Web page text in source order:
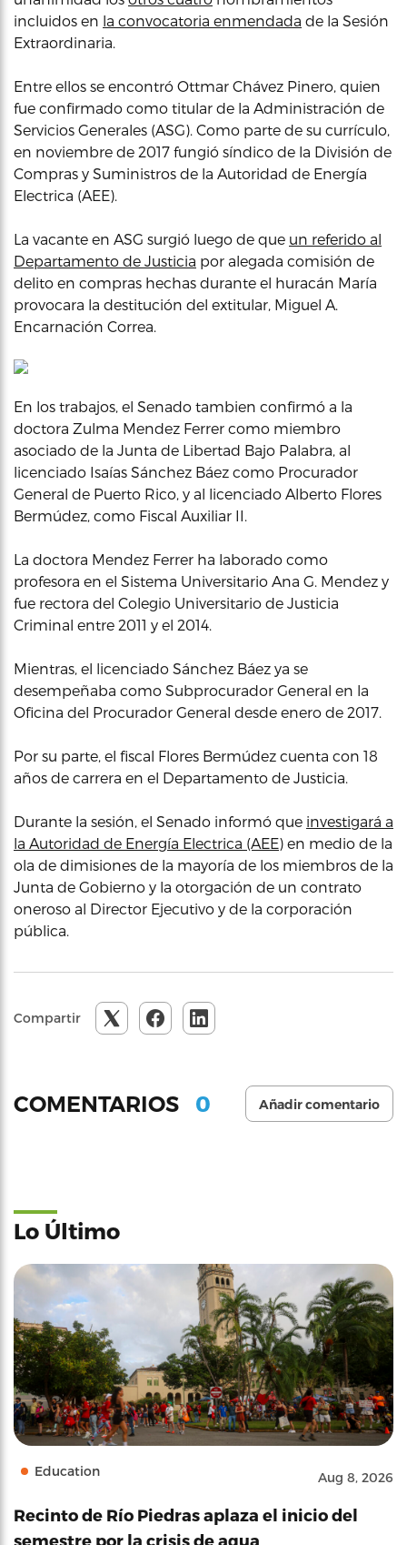
incluidos en la convocatoria enmendada de la Sesión
Extraordinaria.
Entre ellos se encontró Ottmar Chávez Pinero, quien
fue confirmado como titular de la Administración de
Servicios Generales (ASG). Como parte de su currículo,
en noviembre de 2017 fungió síndico de la División de
Compras y Suministros de la Autoridad de Energía
Electrica (AEE).
La vacante en ASG surgió luego de que un referido al
Departamento de Justicia por alegada comisión de
delito en compras hechas durante el huracán María
provocara la destitución del extitular, Miguel A.
Encarnación Correa.
En los trabajos, el Senado tambien confirmó a la
doctora Zulma Mendez Ferrer como miembro
asociado de la Junta de Libertad Bajo Palabra, al
licenciado Isaías Sánchez Báez como Procurador
General de Puerto Rico, y al licenciado Alberto Flores
Bermúdez, como Fiscal Auxiliar II.
La doctora Mendez Ferrer ha laborado como
profesora en el Sistema Universitario Ana G. Mendez y
fue rectora del Colegio Universitario de Justicia
Criminal entre 2011 y el 2014.
Mientras, el licenciado Sánchez Báez ya se
desempeñaba como Subprocurador General en la
Oficina del Procurador General desde enero de 2017.
Por su parte, el fiscal Flores Bermúdez cuenta con 18
años de carrera en el Departamento de Justicia.
Durante la sesión, el Senado informó que investigará a
la Autoridad de Energía Electrica (AEE) en medio de la
ola de dimisiones de la mayoría de los miembros de la
Junta de Gobierno y la otorgación de un contrato
oneroso al Director Ejecutivo y de la corporación
pública.
Compartir
COMENTARIOS 0 Añadir comentario
Lo Último
Education Aug 8, 2026
Recinto de Río Piedras aplaza el inicio del
semestre por la crisis de agua